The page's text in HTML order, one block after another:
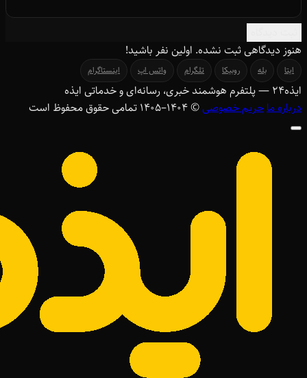
هنوز دیدگاهی ثبت نشده. اولین نفر باشید!
ایتا بله روبیکا تلگرام واتس اپ اینستاگرام
ایذه۲۴ — پلتفرم هوشمند خبری، رسانه‌ای و خدماتی ایذه
درباره ماحریم خصوصی© ۱۴۰۴–1405 تمامی حقوق محفوظ است